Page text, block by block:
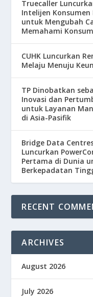
Truecaller
Intelijen Konsumen
untuk Mengubah
Memahami
CUHK Luncurkan
Melaju Menuju
TP Dinobatkan
Inovasi dan
untuk Layanan
di Asia-Pasifik
Bridge Data
Luncurkan
Pertama di Dunia
Berkepadatan
RECENT
ARCHIVES
August 2026
July 2026